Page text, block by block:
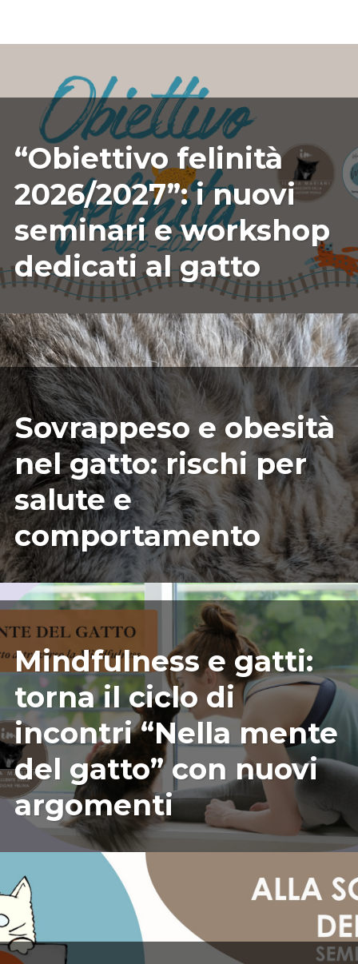
LIBRO FENG SHUI FELINO
07/27/2026
ILARIAMARIANICRF
“Obiettivo felinità
2026/2027”: i nuovi
seminari e workshop
dedicati al gatto
03/04/2026
ILARIAMARIANICRF
Sovrappeso e obesità
nel gatto: rischi per
salute e
comportamento
09/04/2025
ILARIAMARIANICRF
Mindfulness e gatti:
torna il ciclo di
incontri “Nella mente
del gatto” con nuovi
argomenti